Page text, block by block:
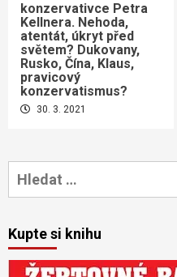
konzervativce Petra
Kellnera. Nehoda,
atentát, úkryt před
světem? Dukovany,
Rusko, Čína, Klaus,
pravicový
konzervatismus?
30. 3. 2021
Vyhledávání
Kupte si knihu